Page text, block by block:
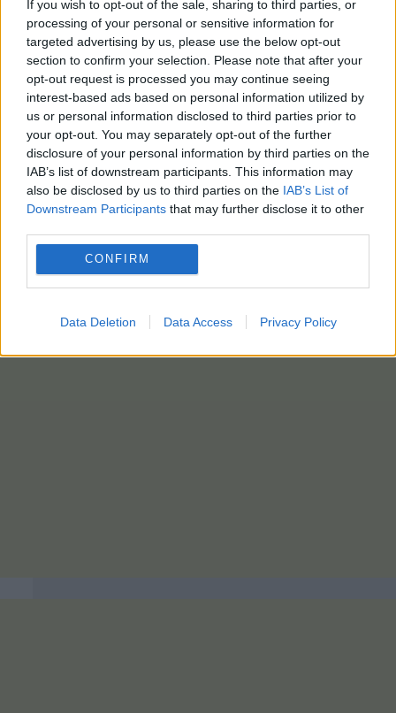
If you wish to opt-out of the sale, sharing to third parties, or
processing of your personal or sensitive information for
targeted advertising by us, please use the below opt-out
section to confirm your selection. Please note that after your
opt-out request is processed you may continue seeing
interest-based ads based on personal information utilized by
us or personal information disclosed to third parties prior to
your opt-out. You may separately opt-out of the further
disclosure of your personal information by third parties on the
IAB’s list of downstream participants. This information may
also be disclosed by us to third parties on the IAB’s List of
Downstream Participants that may further disclose it to other
CONFIRM
Data Deletion Data Access Privacy Policy